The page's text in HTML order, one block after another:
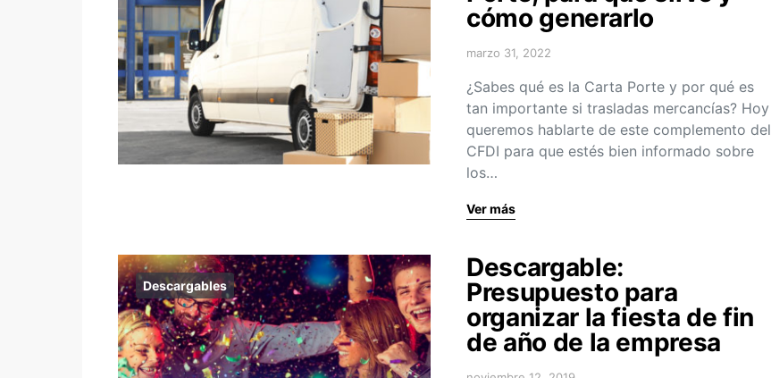
cómo generarlo
marzo 31, 2022
¿Sabes qué es la Carta Porte y por qué es
tan importante si trasladas mercancías? Hoy
queremos hablarte de este complemento del
CFDI para que estés bien informado sobre
los…
Ver más
Descargables
Descargable:
Presupuesto para
organizar la fiesta de fin
de año de la empresa